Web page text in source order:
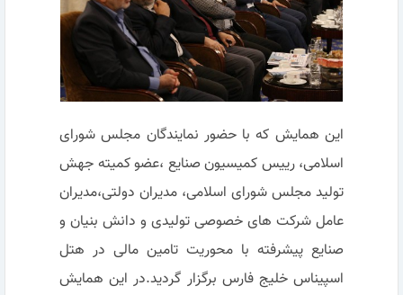
این همایش که با حضور نمایندگان مجلس شورای
اسلامی، رییس کمیسیون صنایع ،عضو کمیته جهش
تولید مجلس شورای اسلامی، مدیران دولتی،مدیران
عامل شرکت های خصوصی تولیدی و دانش بنیان و
صنایع پیشرفته با محوریت تامین مالی در هتل
اسپیناس خلیج فارس برگزار گردید.در این همایش